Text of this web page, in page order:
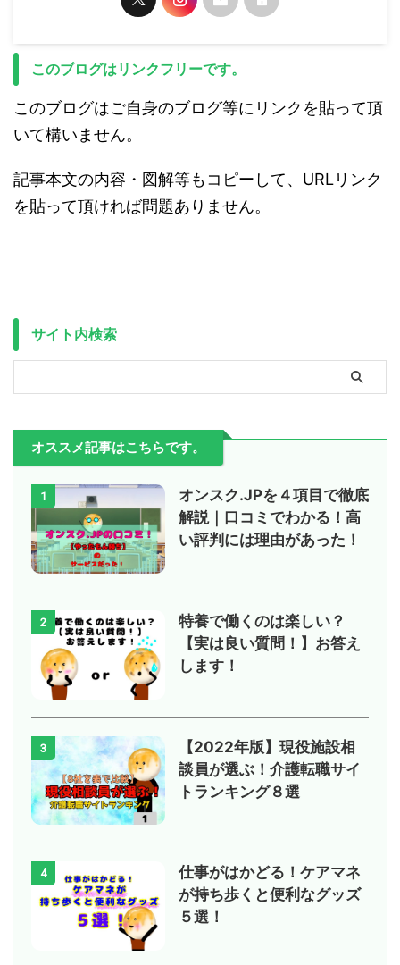
このブログはリンクフリーです。
このブログはご自身のブログ等にリンクを貼って頂
いて構いません。
記事本文の内容・図解等もコピーして、URLリンク
を貼って頂ければ問題ありません。
サイト内検索
オススメ記事はこちらです。
1
オンスク.JPを４項目で徹底
解説｜口コミでわかる！高
い評判には理由があった！
2
特養で働くのは楽しい？
【実は良い質問！】お答え
します！
3
【2022年版】現役施設相
談員が選ぶ！介護転職サイ
トランキング８選
4
仕事がはかどる！ケアマネ
が持ち歩くと便利なグッズ
５選！